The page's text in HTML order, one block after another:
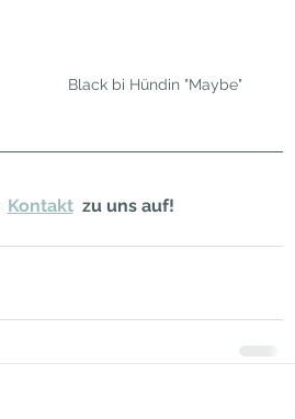
Black bi Hündin "Maybe"
Kontakt
  zu uns auf!